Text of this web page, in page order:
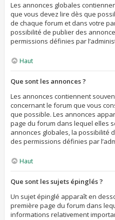
Les annonces globales
que vous devez lire dès que
de chaque forum et dans votre
possibilité de publier des
permissions définies par
Haut
Que sont les annonces ?
Les annonces contiennent
concernant le forum que vous
que possible. Les annonces
page du forum dans lequel elles
annonces globales, la possibilité
des permissions définies par
Haut
Que sont les sujets épinglés ?
Un sujet épinglé apparaît en
première page du forum dans
informations relativement